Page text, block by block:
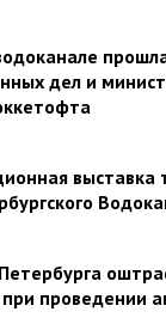
дел и
выставка
проведении